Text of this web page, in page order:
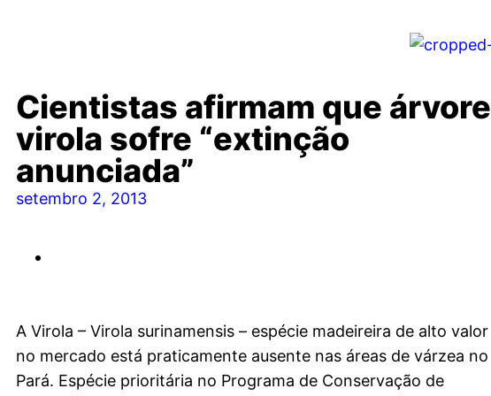
Cientistas afirmam que árvore
virola sofre “extinção
anunciada”
setembro 2, 2013
A Virola – Virola surinamensis – espécie madeireira de alto valor
no mercado está praticamente ausente nas áreas de várzea no
Pará. Espécie prioritária no Programa de Conservação de